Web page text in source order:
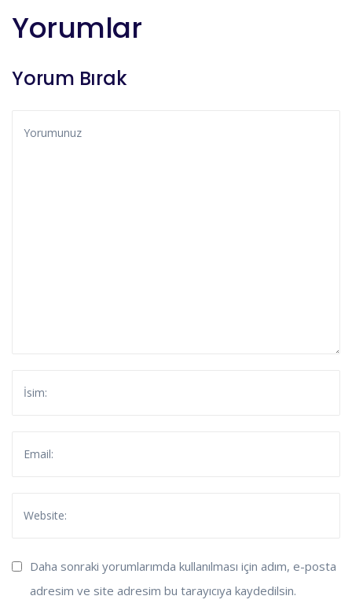
Yorumlar
Yorum Bırak
Daha sonraki yorumlarımda kullanılması için adım, e-posta
adresim ve site adresim bu tarayıcıya kaydedilsin.